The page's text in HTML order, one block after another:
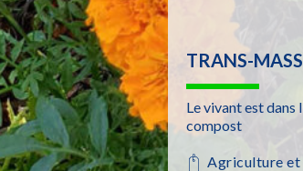
TRANS-
Le vivant est dans
compost
Agriculture